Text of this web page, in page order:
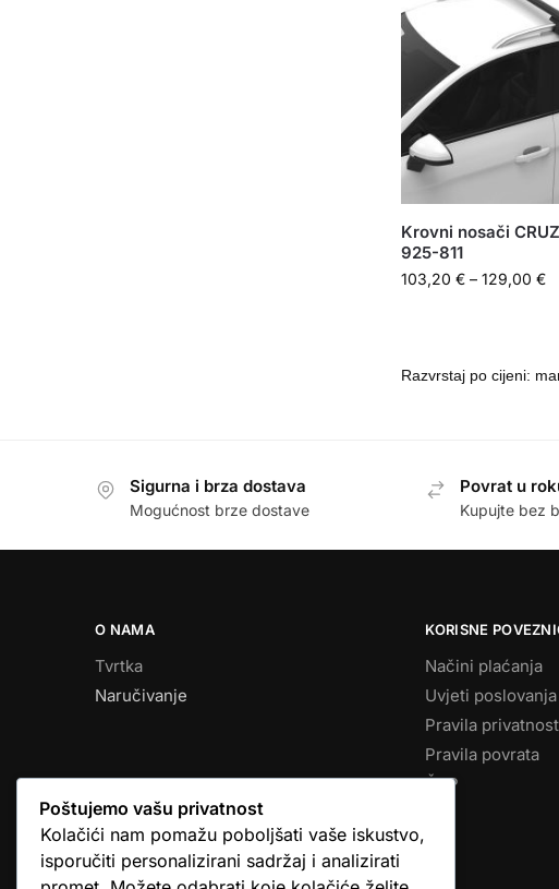
Krovni nosači
925-811
103,20 € – 129,00 €
Sigurna i brza dostava
Mogućnost brze dostave
Povrat u
Kupujte bez
O NAMA
Tvrtka
Naručivanje
KORISNE
Načini plaćanja
Uvjeti poslovanja
Pravila
Pravila povrata
ČPP
Poštujemo vašu privatnost
Kolačići nam pomažu poboljšati vaše iskustvo,
isporučiti personalizirani sadržaj i analizirati